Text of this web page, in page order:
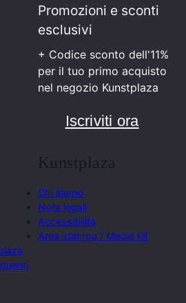
Promozioni e sconti
esclusivi
+ Codice sconto dell'11%
per il tuo primo acquisto
nel negozio Kunstplaza
Iscriviti ora
Kunstplaza
Chi siamo
Note legali
Accessibilità
Area stampa / Media kit